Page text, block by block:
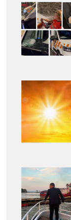
Adaugă
aici
pentru
subtitlu
Adaugă
aici
pentru
subtitlu
Adaugă
aici
pentru
subtitlu